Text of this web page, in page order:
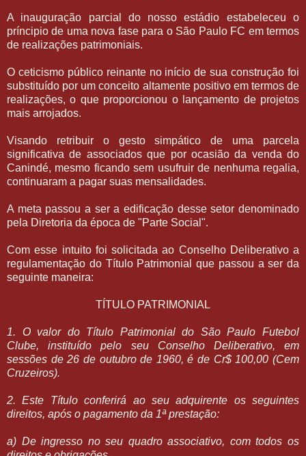
A inauguração parcial do nosso estádio estabeleceu o
príncipio de uma nova fase para o São Paulo FC em termos
de realizações patrimoniais.
O ceticismo público reinante no início de sua construção foi
substituído por um conceito altamente positivo em termos de
realizações, o que proporcionou o lançamento de projetos
mais arrojados.
Visando retribuir o gesto simpático de uma parcela
significativa de associados que por ocasião da venda do
Canindé, mesmo ficando sem usufruir de nenhuma regalia,
continuaram a pagar suas mensalidades.
A meta passou a ser a edificação desse setor denominado
pela Diretoria da época de "Parte Social".
Com esse intuito foi solicitada ao Conselho Deliberativo a
regulamentação do Título Patrimonial que passou a ser da
seguinte maneira:
TÍTULO PATRIMONIAL
1. O valor do Título Patrimonial do São Paulo Futebol
Clube, instituído pelo seu Conselho Deliberativo, em
sessões de 26 de outubro de 1960, é de Cr$ 100,00 (Cem
Cruzeiros).
2. Este Título conferirá ao seu adquirente os seguintes
direitos, após o pagamento da 1ª prestação:
a) De ingresso no seu quadro associativo, com todos os